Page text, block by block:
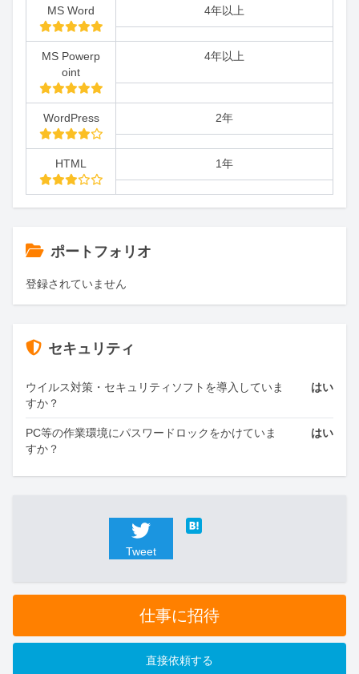
MS Word 4年以上
MS Powerp
oint
4年以上
WordPress 2年
HTML 1年
ポートフォリオ
登録されていません
セキュリティ
ウイルス対策・セキュリティソフトを導入していま
すか？
はい
PC等の作業環境にパスワードロックをかけていま
すか？
はい
Tweet
仕事に招待
直接依頼する